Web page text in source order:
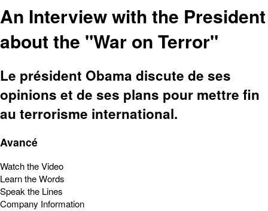
An Interview with the President
about the "War on Terror"
Le président Obama discute de ses
opinions et de ses plans pour mettre fin
au terrorisme international.
Avancé
Watch the Video
Learn the Words
Speak the Lines
Company Information